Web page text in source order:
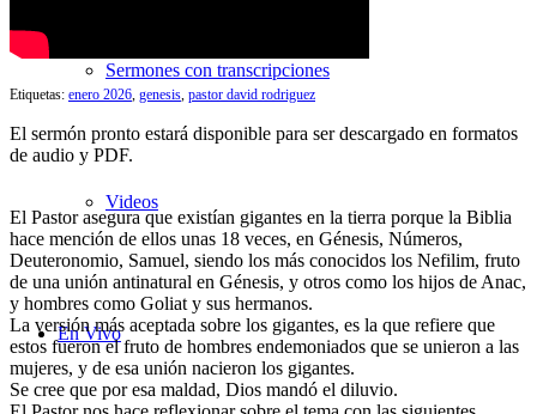
Sermones con transcripciones
Videos
En Vivo
Etiquetas: enero 2026 genesis pastor david rodriguez
El sermón pronto estará disponible para ser descargado en formatos
de audio y PDF.
El Pastor asegura que existían gigantes en la tierra porque la Biblia
hace mención de ellos unas 18 veces, en Génesis, Números,
Deuteronomio, Samuel, siendo los más conocidos los Nefilim, fruto
de una unión antinatural en Génesis, y otros como los hijos de Anac,
y hombres como Goliat y sus hermanos.
La versión más aceptada sobre los gigantes, es la que refiere que
estos fueron el fruto de hombres endemoniados que se unieron a las
mujeres, y de esa unión nacieron los gigantes.
Se cree que por esa maldad, Dios mandó el diluvio.